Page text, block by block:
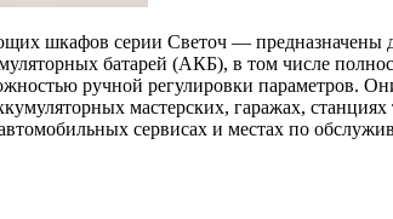
шкафов серии Светоч — предназначены
батарей (АКБ), в том числе
ручной регулировки параметров.
мастерских, гаражах, станциях
сервисах и местах по